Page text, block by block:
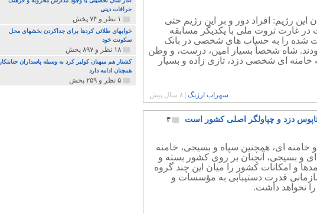
این رژیم: افراد دور و بر این رژیم حتی
در غارت ثروت ملی با یکدیگر مسابقه
شده را به حساب های شخصی در بانک
شاه شخصاً بسیار امین، درست، و وطن
ای شخصی دزد، تازی زاده و بسیار
سهراب ارژنگ ۸ سال پیش
دزد و چپاولگر اصلی کشور است ۳
خامنه ای، همچنین سپاه و بسیجی، خامنه
ای و بسیجی، آنچنان بر روی کشور بسته و
و امکانات کشور را میان این چند گروه
قدرت دستیبابی به مؤسسات و
نخواهد داشت.
خرافات دینی
۱ نظر و ۷۴ پخش
خوابهای طلائی کردها برای جداکردن بخشهای محل
سکونت خود
۱۸ نظر و ۸۹۷ پخش
کشتار هم میهنان کولبر کرد به وسیله پاسداران جنایتکار
همچنان ادامه دارد
۵ نظر و ۲۵۹ پخش